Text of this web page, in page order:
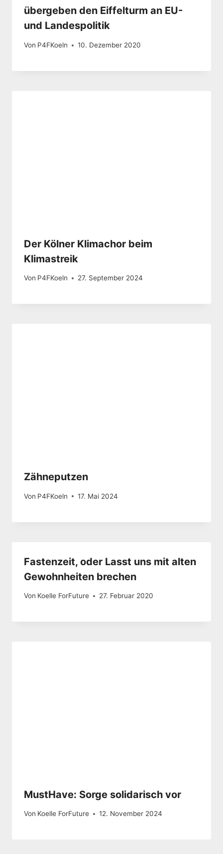
übergeben den Eiffelturm an EU-
und Landespolitik
Von P4FKoeln 10. Dezember 2020
Der Kölner Klimachor beim
Klimastreik
Von P4FKoeln 27. September 2024
Zähneputzen
Von P4FKoeln 17. Mai 2024
Fastenzeit, oder Lasst uns mit alten
Gewohnheiten brechen
Von Koelle ForFuture 27. Februar 2020
MustHave: Sorge solidarisch vor
Von Koelle ForFuture 12. November 2024